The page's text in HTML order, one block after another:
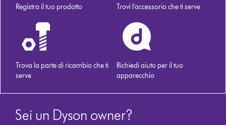
Registra il tuo prodotto Trovi l'accessorio che ti serve
Trova la parte di ricambio che ti
serve
Richiedi aiuto per il tuo
apparecchio
Sei un Dyson owner?